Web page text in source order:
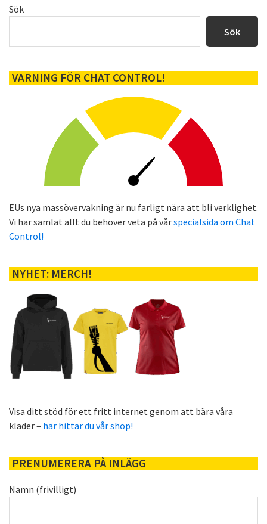
Primärt
Sök
Sök
VARNING FÖR CHAT CONTROL!
EUs nya massövervakning är nu farligt nära att bli verklighet.
Vi har samlat allt du behöver veta på vårspecialsida om Chat
Control!
NYHET: MERCH!
Visa ditt stöd för ett fritt internet genom att bära våra
kläder – här hittar du vår shop!
PRENUMERERA PÅ INLÄGG
Namn (frivilligt)